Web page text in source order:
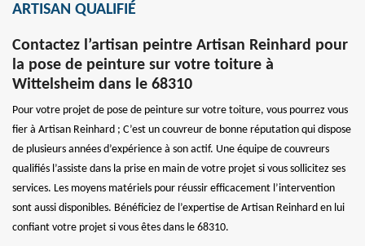
ARTISAN QUALIFIÉ
Contactez l’artisan peintre Artisan Reinhard pour
la pose de peinture sur votre toiture à
Wittelsheim dans le 68310
Pour votre projet de pose de peinture sur votre toiture, vous pourrez vous
fier à Artisan Reinhard ; C’est un couvreur de bonne réputation qui dispose
de plusieurs années d’expérience à son actif. Une équipe de couvreurs
qualifiés l’assiste dans la prise en main de votre projet si vous sollicitez ses
services. Les moyens matériels pour réussir efficacement l’intervention
sont aussi disponibles. Bénéficiez de l’expertise de Artisan Reinhard en lui
confiant votre projet si vous êtes dans le 68310.